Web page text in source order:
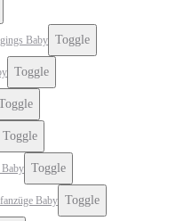
Baby Toggle
Toggle
Toggle
Toggle
Baby Toggle